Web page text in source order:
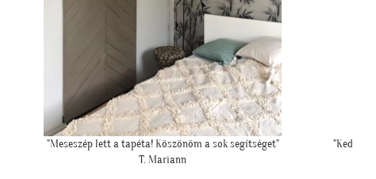
"Kedves Tapétatrend ! Köszönöm a makis tapétát. Jó választás lett
nagyon!"